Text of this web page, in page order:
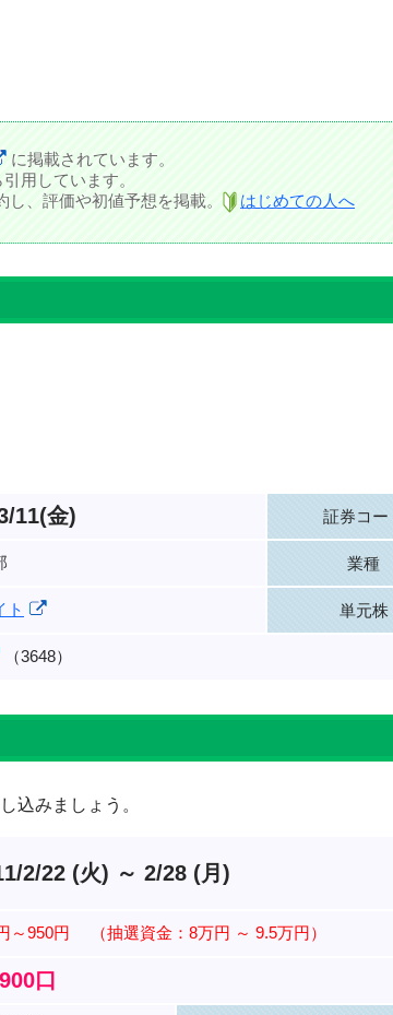
に掲載されています。
用しています。
、評価や初値予想を掲載。
はじめての人へ
11(金) 証券コー
業種
ト 単元株
（3648）
込みましょう。
2/22 (火) ～ 2/28 (月)
～950円 （抽選資金：8万円 ～ 9.5万円）
口